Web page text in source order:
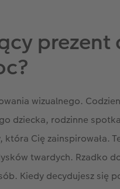
wizualnego.
dziecka, rodzinne
Cię zainspirowała.
twardych. Rzadko
Kiedy decydujesz się